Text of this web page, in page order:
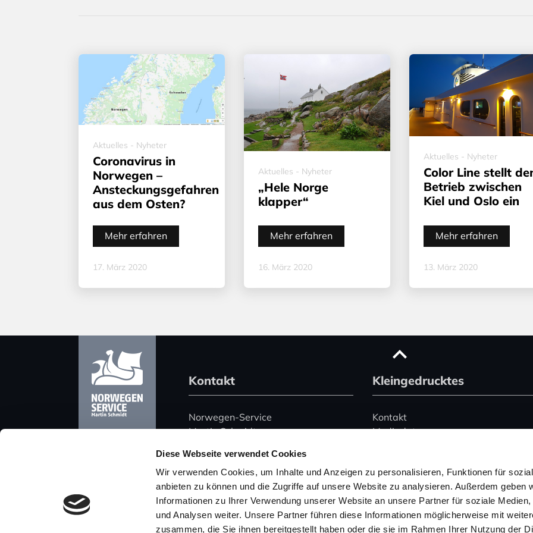
Diese Webseite verwendet Cookies
Wir verwenden Cookies, um Inhalte und Anzeigen zu personalisieren, Funktionen für
anbieten zu können und die Zugriffe auf unsere Website zu analysieren. Außerdem geben
Informationen zu Ihrer Verwendung unserer Website an unsere Partner für soziale Medien,
und Analysen weiter. Unsere Partner führen diese Informationen möglicherweise mit
zusammen, die Sie ihnen bereitgestellt haben oder die sie im Rahmen Ihrer Nutzung der
Aktuelles - Nyheter
Coronavirus in
Norwegen –
Ansteckungsgefahren
aus dem Osten?
Mehr erfahren
17. März 2020
Aktuelles - Nyheter
„Hele Norge
klapper“
Mehr erfahren
16. März 2020
Aktuelles - Nyheter
Color Line stellt
Betrieb zwischen
Kiel und Oslo ein
Mehr erfahren
13. März 2020
Kontakt
Norwegen-Service
Martin Schmidt
Harz 51
06108 Halle (Saale)
Deutschland
Telefon: +49 (0) 345 2495074
Mobil: +49 (0) 157 53004754
Kleingedrucktes
Kontakt
Mediadaten
Datenschutz
Impressum
Hinweise zur Buchung
von Ferienhäusern